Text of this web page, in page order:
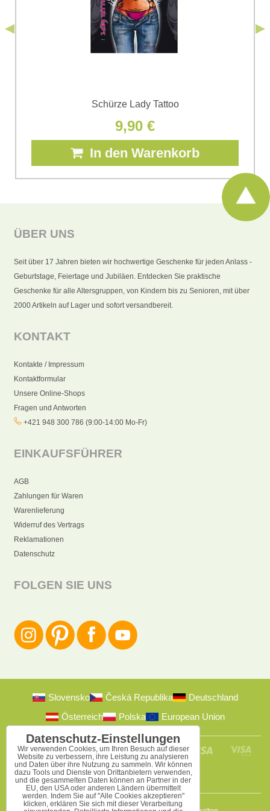
Schürze Lady Tattoo
9,90 €
In den Warenkorb
ÜBER UNS
Seit über 17 Jahren bieten wir hochwertige Geschenke für jeden Anlass -
Geburtstage, Feiertage und Jubiläen. Entdecken Sie praktische
Geschenke für alle Altersgruppen, von Kindern bis zu Senioren, mit über
2000 Artikeln auf Lager und sofort versandbereit.
KONTAKT
Kontakte / Impressum
Kontaktformular
Unsere Online-Shops
Fragen und Antworten
+421 948 300 786 (9:00-14:00 Mo-Fr)
EINKAUFSFÜHRER
AGB
Zahlungen für Waren
Warenlieferung
Widerruf des Vertrags
Reklamationen
Datenschutz
FOLGEN SIE UNS
Slovensko Česká Republika
Deutschland
Österreich
Polska European Union
Datenschutz-Einstellungen
Wir verwenden Cookies, um Ihren Besuch auf dieser
Website zu verbessern, ihre Leistung zu analysieren
und Daten über ihre Nutzung zu sammeln. Wir können
dazu Tools und Dienste von Drittanbietern verwenden,
und die gesammelten Daten können an Partner in der
EU, den USA oder anderen Ländern übermittelt
werden. Indem Sie auf "Alle Cookies akzeptieren"
klicken, erklären Sie sich mit dieser Verarbeitung